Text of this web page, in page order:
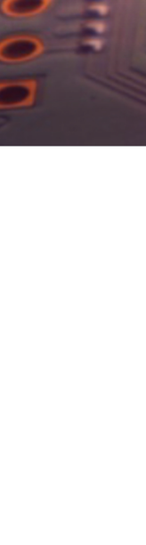
Aller
au
contenu
principal